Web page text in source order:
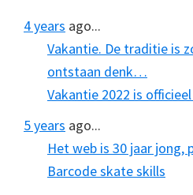
4 years ago...
Vakantie. De traditie is
ontstaan denk…
Vakantie 2022 is
5 years ago...
Het web is 30 jaar jong,
Barcode skate skills